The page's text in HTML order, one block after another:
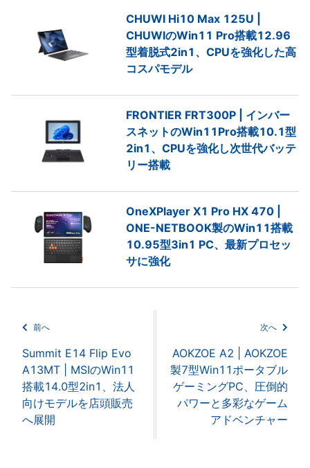
CHUWI Hi10 Max 125U |
CHUWIのWin11 Pro搭載12.96
型着脱式2in1、CPUを強化した高
コスパモデル
FRONTIER FRT300P | インバー
スネットのWin11Pro搭載10.1型
2in1、CPUを強化し次世代バッテ
リー搭載
OneXPlayer X1 Pro HX 470 |
ONE-NETBOOK製のWin11搭載
10.95型3in1 PC、最新プロセッ
サに強化
前へ
Summit E14 Flip Evo
A13MT | MSIのWin11
搭載14.0型2in1、法人
向けモデルを店頭販売
へ展開
次へ
AOKZOE A2 | AOKZOE
製7型Win11ポータブル
ゲーミングPC、圧倒的
パワーと多彩なゲーム
アドベンチャー